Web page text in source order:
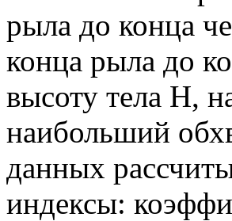
рыла до конца
конца рыла до
высоту тела H,
наибольший
данных
индексы: